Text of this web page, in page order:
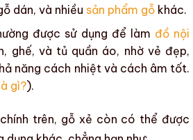
dán, và nhiều sản phẩm gỗkhác.
được sử dụng để làm đồ nội
ghế, và tủ quần áo, nhờ vẻ đẹp,
năng cách nhiệt và cách âm tốt.
gì?).
trên, gỗ xẻ còn có thể được